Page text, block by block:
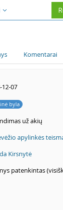
Komentarai
12-07
byla
už akių
apylinkės
Kirsnytė
patenkintas